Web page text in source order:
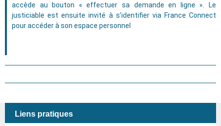
accède au bouton « effectuer sa demande en ligne ». Le
justiciable est ensuite invité à s’identifier via France Connect
pour accéder à son espace personnel
Liens pratiques